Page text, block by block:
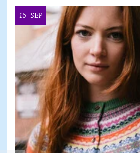
16 SEP